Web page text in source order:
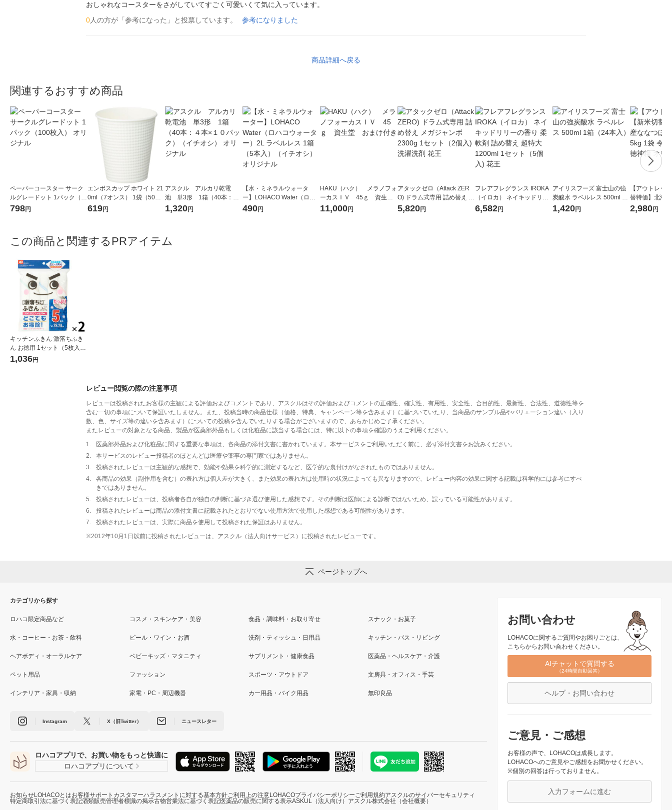
おしゃれなコースターをさがしていてすごく可愛いくて気に入っています。
0人の方が「参考になった」と投票しています。 参考になりました
商品詳細へ戻る
関連するおすすめ商品
ペーパーコースター サーク
ルグレードット 1パック（1
798円
エンボスカップ ホワイト 21
0ml（7オンス） 1袋（50個
入）サンナップ 紙コップ
619円
アスクル アルカリ乾電
池 単3形 1箱（40本：４
本×１０パック）（イチオ
1,320円
【水・ミネラルウォータ
ー】LOHACO Water（ロハ
コウォーター）2L ラベルレ
490円
HAKU（ハク） メラノフォ
ーカスＩＶ 45ｇ 資生
堂 おまけ付き
11,000円
アタックゼロ（Attack ZER
O) ドラム式専用 詰め替え メ
ガジャンボ 2300g 1セット
5,820円
フレアフレグランス IROKA
（イロカ） ネイキッドリリ
ーの香り 柔軟剤 詰め替え 超
6,582円
アイリスフーズ 富士山の強
炭酸水 ラベルレス 500ml 1
箱（24本入）
1,420円
【アウトレッ
替特価】北海
し 無洗米 5kg
2,980円
この商品と関連するPRアイテム
キッチンふきん 激落ちふき
ん お徳用 1セット（5枚入×2
パック） レック
1,036円
レビュー閲覧の際の注意事項
レビューは投稿されたお客様の主観による評価およびコメントであり、アスクルはその評価およびコメントの正確性、確実性、有用性、安全性、合目的性、最新性、合法性、道徳性等を
含む一切の事項について保証いたしません。また、投稿当時の商品仕様（価格、特典、キャンペーン等を含みます）に基づいていたり、当商品のサンプル品やバリエーション違い（入り
数、色、サイズ等の違いを含みます）についての投稿を含んでいたりする場合がございますので、あらかじめご了承ください。
またレビューの対象となる商品、製品が医薬部外品もしくは化粧品に該当する場合には、特に以下の事項を確認のうえご利用ください。
1.
医薬部外品および化粧品に関する重要な事項は、各商品の添付文書に書かれています。本サービスをご利用いただく前に、必ず添付文書をお読みください。
2.
本サービスのレビュー投稿者のほとんどは医療や薬事の専門家ではありません。
3.
投稿されたレビューは主観的な感想で、効能や効果を科学的に測定するなど、医学的な裏付けがなされたものではありません。
4.
各商品の効果（副作用を含む）の表れ方は個人差が大きく、また効果の表れ方は使用時の状況によっても異なりますので、レビュー内容の効果に関する記載は科学的には参考にすべ
きではありません。
5.
投稿されたレビューは、投稿者各自が独自の判断に基づき選び使用した感想です。その判断は医師による診断ではないため、誤っている可能性があります。
6.
投稿されたレビューは商品の添付文書に記載されたとおりでない使用方法で使用した感想である可能性があります。
7.
投稿されたレビューは、実際に商品を使用して投稿された保証はありません。
※2012年10月1日以前に投稿されたレビューは、アスクル（法人向けサービス）に投稿されたレビューです。
ページトップへ
お問い合わせ
LOHACOに関するご質問やお困りごとは、
こちらからお問い合わせください。
AIチャットで質問する
（24時間自動回答）
ヘルプ・お問い合わせ
ご意見・ご感想
お客様の声で、LOHACOは成長します。
LOHACOへのご意見やご感想をお聞かせください。
※個別の回答は行っておりません。
入力フォームに進む
カテゴリから探す
ロハコ限定商品など コスメ・スキンケア・美容 食品・調味料・お取り寄せ スナック・お菓子
水・コーヒー・お茶・飲料 ビール・ワイン・お酒 洗剤・ティッシュ・日用品 キッチン・バス・リビング
ヘアボディ・オーラルケア ベビーキッズ・マタニティ サプリメント・健康食品 医薬品・ヘルスケア・介護
ペット用品 ファッション スポーツ・アウトドア 文房具・オフィス・手芸
インテリア・家具・収納 家電・PC・周辺機器 カー用品・バイク用品 無印良品
Instagram X（旧Twitter） ニュースレター
ロハコアプリで、お買い物をもっと快適に
ロハコアプリについて
お知らせLOHACOとはお客様サポート カスタマーハラスメントに対する基本方針ご利用上の注意LOHACOプライバシーポリシーご利用規約アスクルのサイバーセキュリティ
特定商取引法に基づく表記酒類販売管理者標識の掲示古物営業法に基づく表記医薬品の販売に関する表示ASKUL（法人向け） アスクル株式会社（会社概要）